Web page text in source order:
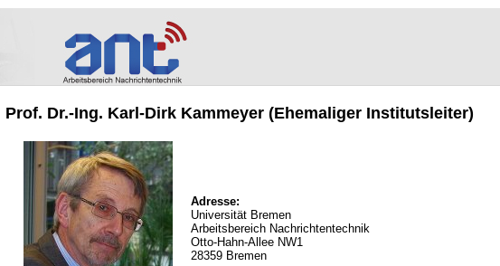
Prof. Dr.-Ing. Karl-Dirk Kammeyer (Ehemaliger Institutsleiter)
Adresse:
Universität Bremen
Arbeitsbereich Nachrichtentechnik
Otto-Hahn-Allee NW1
28359 Bremen